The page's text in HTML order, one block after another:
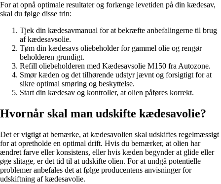
For at opnå optimale resultater og forlænge levetiden på din kædesav,
skal du følge disse trin:
Tjek din kædesavmanual for at bekræfte anbefalingerne til brug
af kædesavsolie.
Tøm din kædesavs oliebeholder for gammel olie og rengør
beholderen grundigt.
Refill oliebeholderen med Kædesavsolie M150 fra Autozone.
Smør kæden og det tilhørende udstyr jævnt og forsigtigt for at
sikre optimal smøring og beskyttelse.
Start din kædesav og kontroller, at olien påføres korrekt.
Hvornår skal man udskifte kædesavolie?
Det er vigtigt at bemærke, at kædesavolien skal udskiftes regelmæssigt
for at opretholde en optimal drift. Hvis du bemærker, at olien har
ændret farve eller konsistens, eller hvis kæden begynder at glide eller
øge slitage, er det tid til at udskifte olien. For at undgå potentielle
problemer anbefales det at følge producentens anvisninger for
udskiftning af kædesavolie.